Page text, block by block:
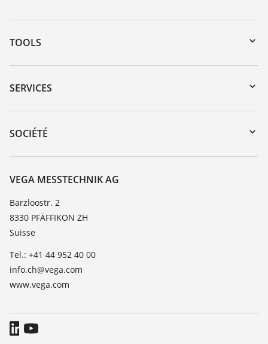
TOOLS
Téléchargements
Recherche par numéro de série
DTM Collection/PACTware
SERVICES
Retour d'appareil
Formations
TeamViewer
SOCIÉTÉ
À propos de VEGA
Contact
News
Presse
Blog
VEGA MESSTECHNIK AG
Barzloostr. 2
8330 PFÄFFIKON ZH
Suisse
Tel.: +41 44 952 40 00
info.ch@vega.com
www.vega.com